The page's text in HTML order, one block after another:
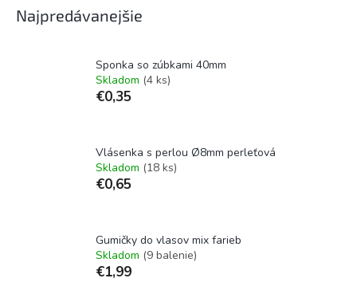
Najpredávanejšie
Sponka so zúbkami 40mm
Skladom (4 ks)
€0,35
Vlásenka s perlou Ø8mm perleťová
Skladom (18 ks)
€0,65
Gumičky do vlasov mix farieb
Skladom (9 balenie)
€1,99